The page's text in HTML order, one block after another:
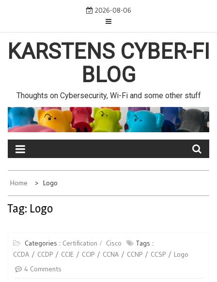
2026-08-06
KARSTENS CYBER-FI
BLOG
Thoughts on Cybersecurity, Wi-Fi and some other stuff
Home Logo
Tag: Logo
Categories : Certification Cisco
Tags :
CCDA
CCDP CCIE CCIP CCNA CCNP CCSP
Logo
4 Comments